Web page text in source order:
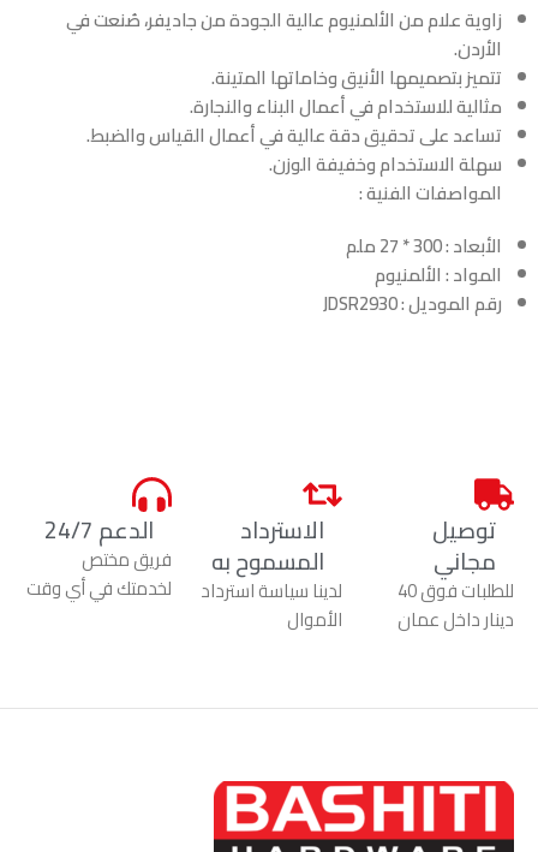
زاوية علام من الألمنيوم عالية الجودة من جاديفر، صُنعت في
الأردن.
تتميز بتصميمها الأنيق وخاماتها المتينة.
مثالية للاستخدام في أعمال البناء والنجارة.
تساعد على تحقيق دقة عالية في أعمال القياس والضبط.
سهلة الاستخدام وخفيفة الوزن.
المواصفات الفنية :
الأبعاد : 300 * 27 ملم
المواد : الألمنيوم
رقم الموديل : JDSR2930
توصيل
مجاني
للطلبات فوق 40
دينار داخل عمان
الاسترداد
المسموح به
لدينا سياسة استرداد
الأموال
الدعم 24/7
فريق مختص
لخدمتك في أي وقت